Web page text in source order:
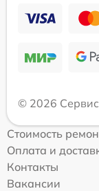
© 2026
Стоимость
Оплата и
Контакты
Вакансии